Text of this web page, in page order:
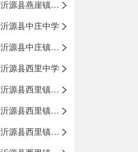
沂源县燕崖镇中心小学
沂源县中庄中学
沂源县中庄镇中心小学
沂源县西里中学
沂源县西里镇中心小学
沂源县西里镇柳枝峪回民小学
沂源县西里镇金星完全小学